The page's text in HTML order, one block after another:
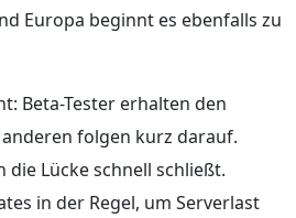
Europa beginnt es ebenfalls zu
Beta-Tester erhalten den
folgen kurz darauf.
die Lücke schnell schließt.
in der Regel, um Serverlast